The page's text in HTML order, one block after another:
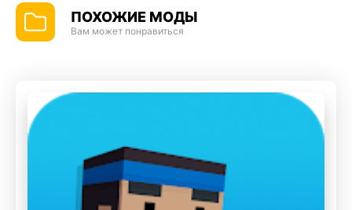
ПОХОЖИЕ МОДЫ
Вам может понравиться